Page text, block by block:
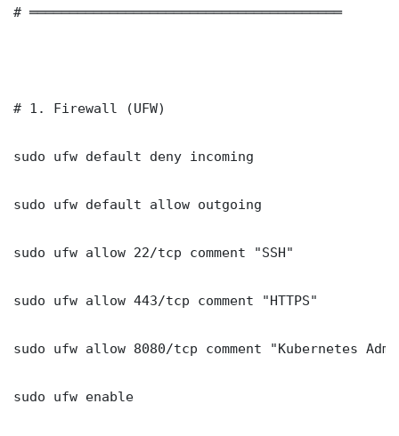
# ═══════════════════════════════════════
# 1. Firewall (UFW)
sudo ufw default deny incoming
sudo ufw default allow outgoing
sudo ufw allow 22/tcp comment "SSH"
sudo ufw allow 443/tcp comment "HTTPS"
sudo ufw allow 8080/tcp comment "Kubernetes
sudo ufw enable